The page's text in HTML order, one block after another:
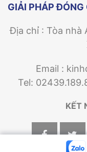
GIẢI PHÁP ĐÓNG
Địa chỉ : Tòa nhà
Email :
Tel:
KẾT